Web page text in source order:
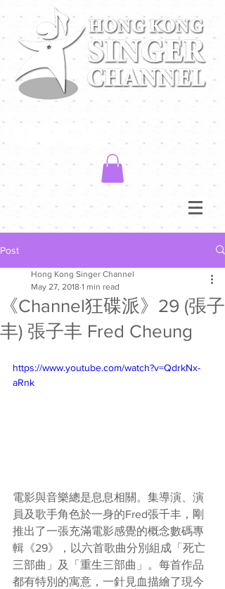
Post
《Channel狂碟派》29 (張子
丰) 張子丰 Fred Cheung
Hong Kong Singer Channel
May 27, 2018 1 min read
https://www.youtube.com/watch?v=QdrkNx-
aRnk
電影與音樂總是息息相關。集導演、演
員及歌手角色於一身的Fred張千丰，剛
推出了一張充滿電影感覺的概念數碼專
輯《29》，以六首歌曲分別組成「死亡
三部曲」及「重生三部曲」。每首作品
都有特別的寓意，一針見血描繪了現今